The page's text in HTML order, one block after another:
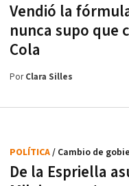
Vendió la
nunca supo que
Cola
PorClara Silles
De la Espriella
POLÍTICA/ Cambio de